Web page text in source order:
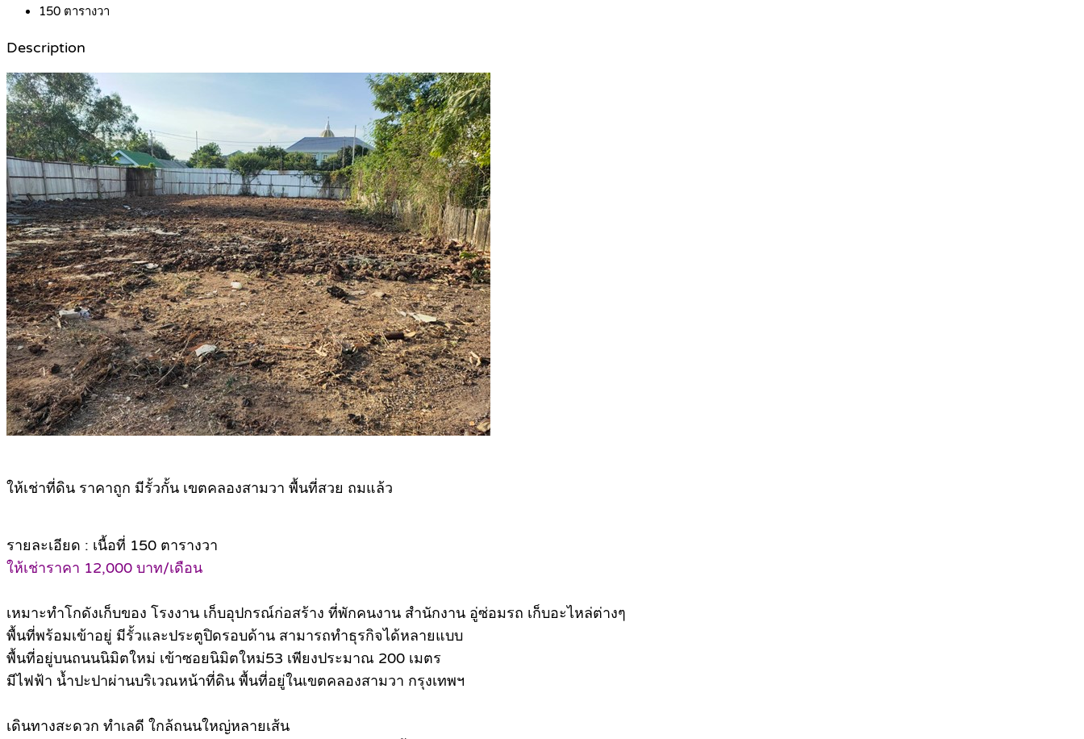
150 ตารางวา
Description
ให้เช่าที่ดิน ราคาถูก มีรั้วกั้น เขตคลองสามวา พื้นที่สวย ถมแล้ว
รายละเอียด : เนื้อที่ 150 ตารางวา
ให้เช่าราคา 12,000 บาท/เดือน
เหมาะทำโกดังเก็บของ โรงงาน เก็บอุปกรณ์ก่อสร้าง ที่พักคนงาน สำนักงาน อู่ซ่อมรถ เก็บอะไหล่ต่างๆ
พื้นที่พร้อมเข้าอยู่ มีรั้วและประตูปิดรอบด้าน สามารถทำธุรกิจได้หลายแบบ
พื้นที่อยู่บนถนนนิมิตใหม่ เข้าซอยนิมิตใหม่53 เพียงประมาณ 200 เมตร
มีไฟฟ้า น้ำปะปาผ่านบริเวณหน้าที่ดิน พื้นที่อยู่ในเขตคลองสามวา กรุงเทพฯ
เดินทางสะดวก ทำเลดี ใกล้ถนนใหญ่หลายเส้น